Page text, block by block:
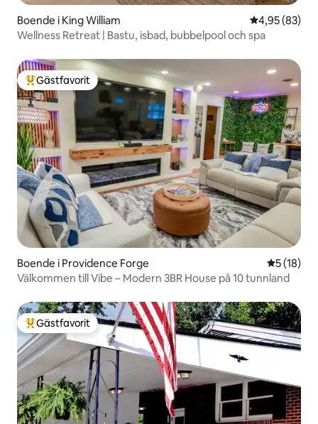
Boende i King William 4,95 av 5 i
4,95 (83)
Wellness Retreat | Bastu, isbad, bubbelpool och spa
Populär gästfavorit
Gästfavorit
Boende i Providence Forge 5 av 5 i
5 (18)
Välkommen till Vibe – Modern 3BR House på 10 tunnland
Populär gästfavorit
Gästfavorit